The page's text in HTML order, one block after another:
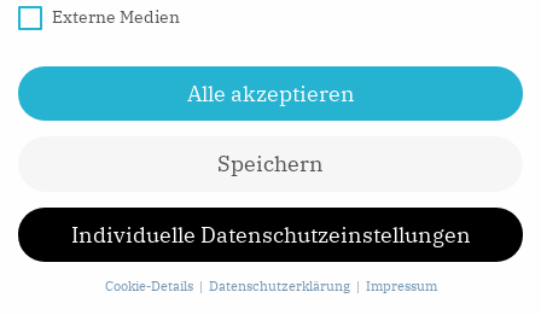
einem zweistufigen Prozess statt. Ein Autoencoder ist
komprimierte Repräsentation von gegebenen
Inhalten (beispielsweise die Reduzierung eines
und dann auf ein Zielmedium projizieren kann. Der
wesentliche Prozess wird dabei in Encoder und
Decoder untergliedert.
Externe Medien
Alle akzeptieren
Speichern
Individuelle Datenschutzeinstellungen
Cookie-Details Datenschutzerklärung Impressum